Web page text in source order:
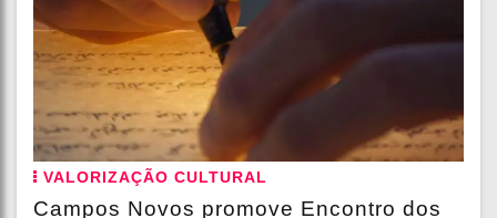
VALORIZAÇÃO CULTURAL
Campos Novos promove Encontro dos